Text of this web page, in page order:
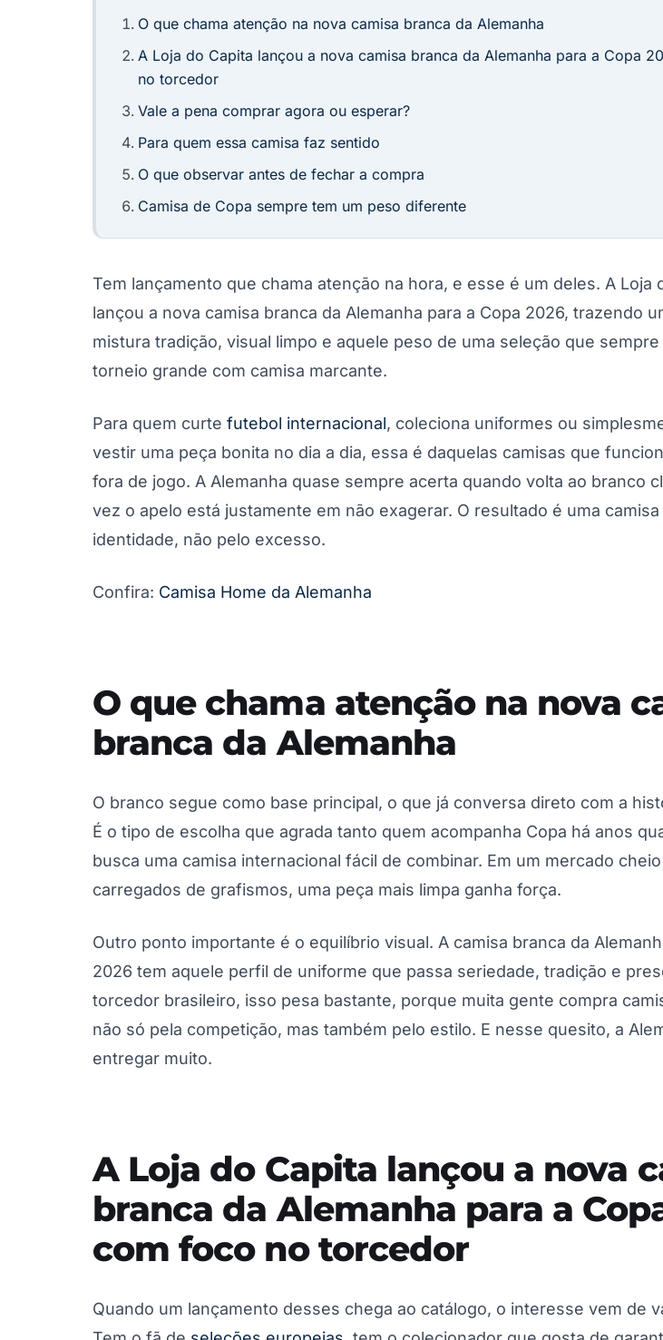
O que chama atenção na nova camisa branca da Alemanha
A Loja do Capita lançou a nova camisa branca da Alemanha para a Copa
no torcedor
Vale a pena comprar agora ou esperar?
Para quem essa camisa faz sentido
O que observar antes de fechar a compra
Camisa de Copa sempre tem um peso diferente
Tem lançamento que chama atenção na hora, e esse é um deles. A Loja
lançou a nova camisa branca da Alemanha para a Copa 2026, trazendo
mistura tradição, visual limpo e aquele peso de uma seleção que
torneio grande com camisa marcante.
Para quem curte futebol internacional, coleciona uniformes ou
vestir uma peça bonita no dia a dia, essa é daquelas camisas que
fora de jogo. A Alemanha quase sempre acerta quando volta ao branco
vez o apelo está justamente em não exagerar. O resultado é uma
identidade, não pelo excesso.
Confira: Camisa Home da Alemanha
O que chama atenção na nova
branca da Alemanha
O branco segue como base principal, o que já conversa direto com a
É o tipo de escolha que agrada tanto quem acompanha Copa há anos
busca uma camisa internacional fácil de combinar. Em um mercado
carregados de grafismos, uma peça mais limpa ganha força.
Outro ponto importante é o equilíbrio visual. A camisa branca da
2026 tem aquele perfil de uniforme que passa seriedade, tradição e
torcedor brasileiro, isso pesa bastante, porque muita gente compra
não só pela competição, mas também pelo estilo. E nesse quesito, a
entregar muito.
A Loja do Capita lançou a nova
branca da Alemanha para a
com foco no torcedor
Quando um lançamento desses chega ao catálogo, o interesse vem de